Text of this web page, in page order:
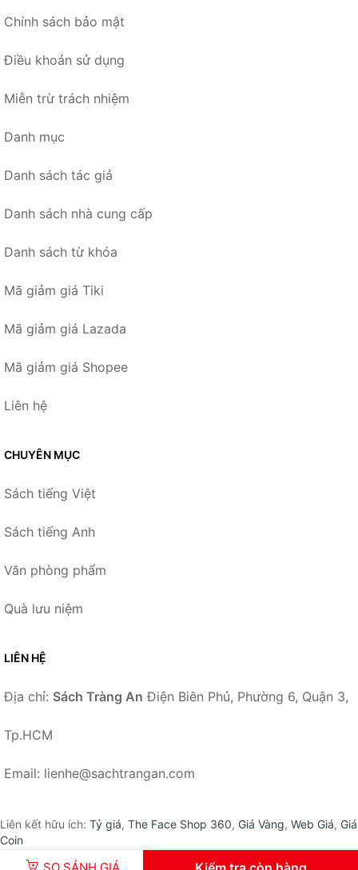
Chính sách bảo mật
Điều khoản sử dụng
Miễn trừ trách nhiệm
Danh mục
Danh sách tác giả
Danh sách nhà cung cấp
Danh sách từ khóa
Mã giảm giá Tiki
Mã giảm giá Lazada
Mã giảm giá Shopee
Liên hệ
CHUYÊN MỤC
Sách tiếng Việt
Sách tiếng Anh
Văn phòng phẩm
Quà lưu niệm
LIÊN HỆ
Địa chỉ: Sách Tràng An Điện Biên Phủ, Phường 6, Quận 3,
Tp.HCM
Email: lienhe@sachtrangan.com
Liên kết hữu ích: Tỷ giá, The Face Shop 360, Giá Vàng, Web Giá, Giá
Coin